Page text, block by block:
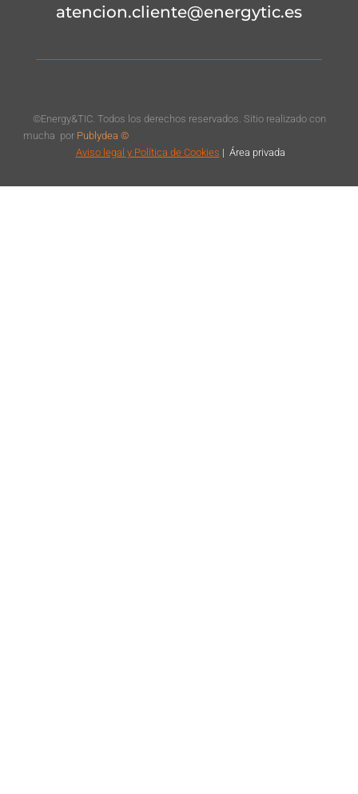
atencion.cliente@energytic.es
©Energy&TIC. Todos los derechos reservados. Sitio realizado con
mucha por Publydea ©
Aviso legal y Política de Cookies | Área privada